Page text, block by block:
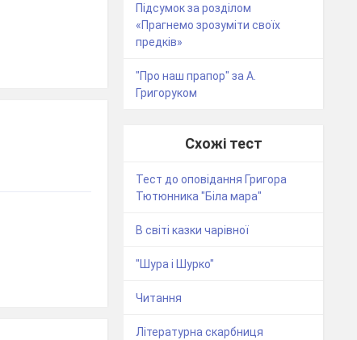
Підсумок за розділом
«Прагнемо зрозуміти своїх
предків»
"Про наш прапор" за А.
Григоруком
Схожі тест
Тест до оповідання Григора
Тютюнника "Біла мара"
В світі казки чарівної
"Шура і Шурко"
Читання
Літературна скарбниця